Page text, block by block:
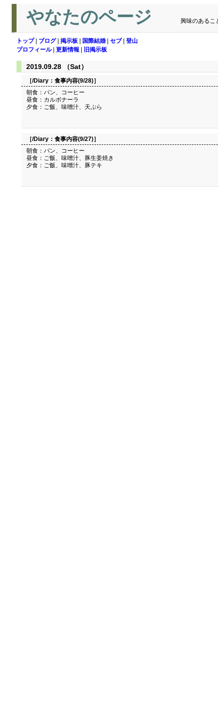
やなたのページ 興味のあるこ
トップ| ブログ| 掲示板 国際結婚 セブ| 登山
プロフィール| 更新情報 旧掲示板
2019.09.28 （Sat）
［/Diary： 食事内容(9/28)］
朝食：パン、コーヒー
昼食：カルボナーラ
夕食：ご飯、味噌汁、天ぷら
［/Diary： 食事内容(9/27)］
朝食：パン、コーヒー
昼食：ご飯、味噌汁、豚生姜焼き
夕食：ご飯、味噌汁、豚テキ